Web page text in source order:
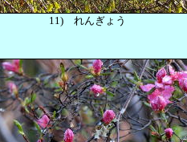
11)れんぎょう